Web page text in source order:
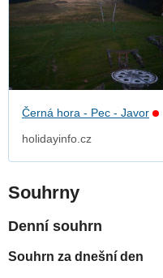
Černá hora - Pec - Javor
holidayinfo.cz
Souhrny
Denní souhrn
Souhrn za dnešní den